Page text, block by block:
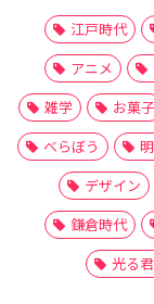
江戸時代
アニメ
雑学
お菓子
べらぼう
デザイン
鎌倉時代
光る